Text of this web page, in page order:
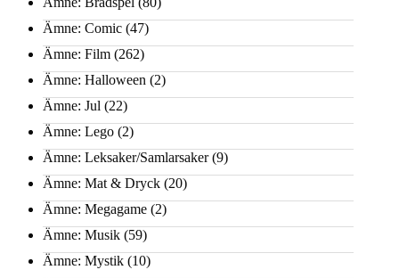
Ämne: Comic (47)
Ämne: Film (262)
Ämne: Halloween (2)
Ämne: Jul (22)
Ämne: Lego (2)
Ämne: Leksaker/Samlarsaker(9)
Ämne: Mat & Dryck (20)
Ämne: Megagame (2)
Ämne: Musik (59)
Ämne: Mystik (10)